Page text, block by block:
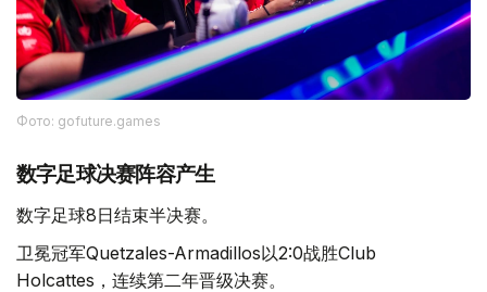
Фото: gofuture.games
数字足球决赛阵容产生
数字足球8日结束半决赛。
卫冕冠军Quetzales-Armadillos以2:0战胜Club
Holcattes，连续第二年晋级决赛。